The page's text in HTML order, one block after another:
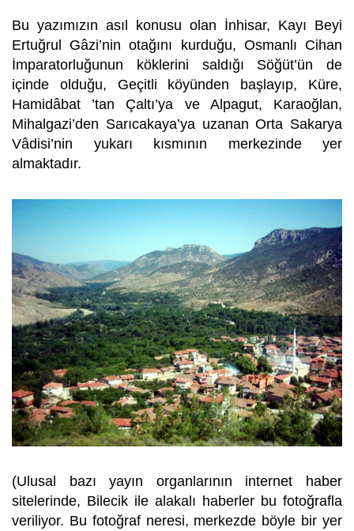
Bu yazımızın asıl konusu olan İnhisar, Kayı Beyi
Ertuğrul Gâzi’nin otağını kurduğu, Osmanlı Cihan
İmparatorluğunun köklerini saldığı Söğüt’ün de
içinde olduğu, Geçitli köyünden başlayıp, Küre,
Hamidâbat ’tan Çaltı’ya ve Alpagut, Karaoğlan,
Mihalgazi’den Sarıcakaya’ya uzanan Orta Sakarya
Vâdisi’nin yukarı kısmının merkezinde yer
almaktadır.
(Ulusal bazı yayın organlarının internet haber
sitelerinde, Bilecik ile alakalı haberler bu fotoğrafla
veriliyor. Bu fotoğraf neresi, merkezde böyle bir yer